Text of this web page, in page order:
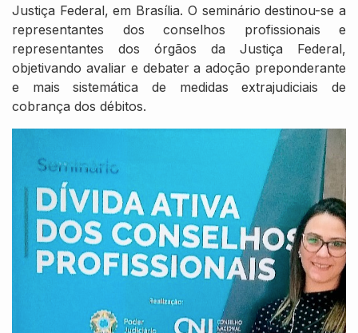
Justiça Federal, em Brasília. O seminário destinou-se a
representantes dos conselhos profissionais e
representantes dos órgãos da Justiça Federal,
objetivando avaliar e debater a adoção preponderante
e mais sistemática de medidas extrajudiciais de
cobrança dos débitos.